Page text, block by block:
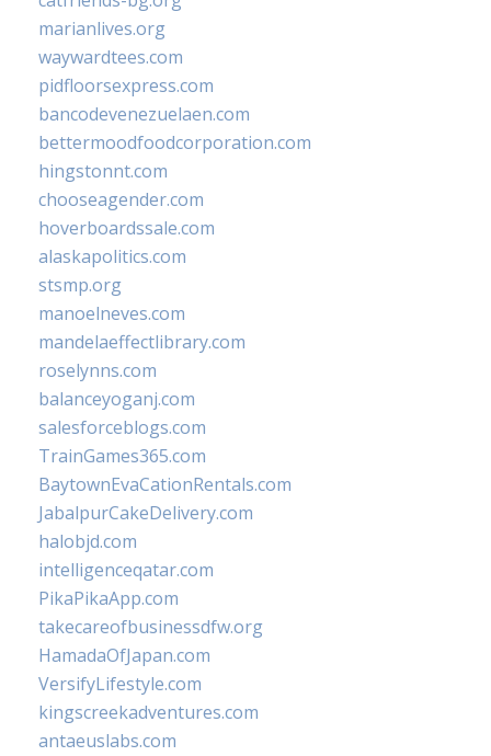
marianlives.org
waywardtees.com
pidfloorsexpress.com
bancodevenezuelaen.com
bettermoodfoodcorporation.com
hingstonnt.com
chooseagender.com
hoverboardssale.com
alaskapolitics.com
stsmp.org
manoelneves.com
mandelaeffectlibrary.com
roselynns.com
balanceyoganj.com
salesforceblogs.com
TrainGames365.com
BaytownEvaCationRentals.com
JabalpurCakeDelivery.com
halobjd.com
intelligenceqatar.com
PikaPikaApp.com
takecareofbusinessdfw.org
HamadaOfJapan.com
VersifyLifestyle.com
kingscreekadventures.com
antaeuslabs.com